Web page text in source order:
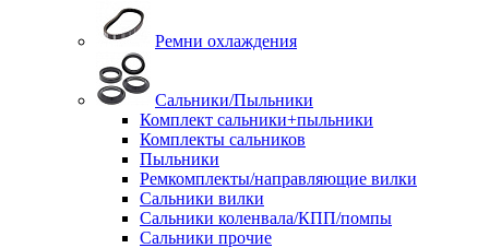
Ремни охлаждения
Сальники/Пыльники
Комплект сальники+пыльники
Комплекты сальников
Пыльники
Ремкомплекты/направляющие вилки
Сальники вилки
Сальники коленвала/КПП/помпы
Сальники прочие